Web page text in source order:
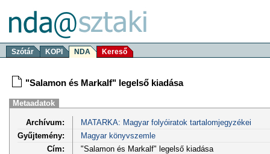
Szótár KOPI NDA Kereső
"Salamon és Markalf" legelső kiadása
Metaadatok
Archívum:
MATARKA: Magyar folyóiratok tartalomjegyzékei
Gyűjtemény:
Magyar könyvszemle
Cím:
"Salamon és Markalf" legelső kiadása